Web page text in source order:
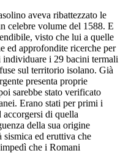
aveva ribattezzato le
celebre volume del 1588. E
visto che lui a quelle
ed approfondite ricerche per
individuare i 29 bacini termali
sul territorio isolano. Già
presenta proprie
sarebbe stato verificato
Erano stati per primi i
di quella
della sua origine
ed eruttiva che
che i Romani